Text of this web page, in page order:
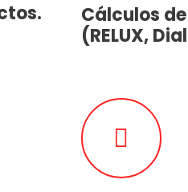
Cálculos
(RELUX,